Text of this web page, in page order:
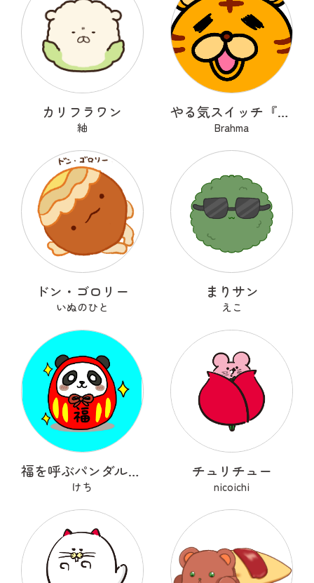
カリフラワン
紬
やる気スイッチ『OFFトラくん』
Brahma
ドン・ゴロリー
いぬのひと
まりサン
えこ
福を呼ぶパンダルマ🐼✨
けち
チュリチュー
nicoichi